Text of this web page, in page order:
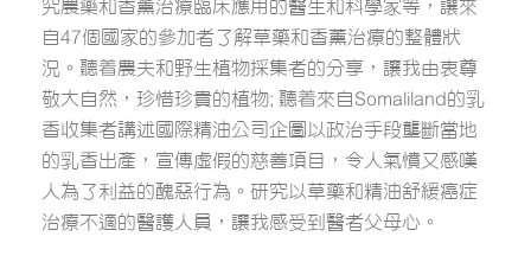
究農藥和香薰治療臨床應用的醫生和科學家等，讓來
自47個國家的參加者了解草藥和香薰治療的整體狀
況。聽着農夫和野生植物採集者的分享，讓我由衷尊
敬大自然，珍惜珍貴的植物; 聽着來自Somaliland的乳
香收集者講述國際精油公司企圖以政治手段壟斷當地
的乳香出產，宣傳虛假的慈善項目，令人氣憤又感嘆
人為了利益的醜惡行為。研究以草藥和精油舒緩癌症
治療不適的醫護人員，讓我感受到醫者父母心。